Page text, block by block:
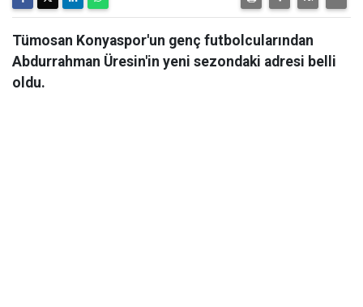
Tümosan Konyaspor'un genç futbolcularından
Abdurrahman Üresin'in yeni sezondaki adresi belli
oldu.